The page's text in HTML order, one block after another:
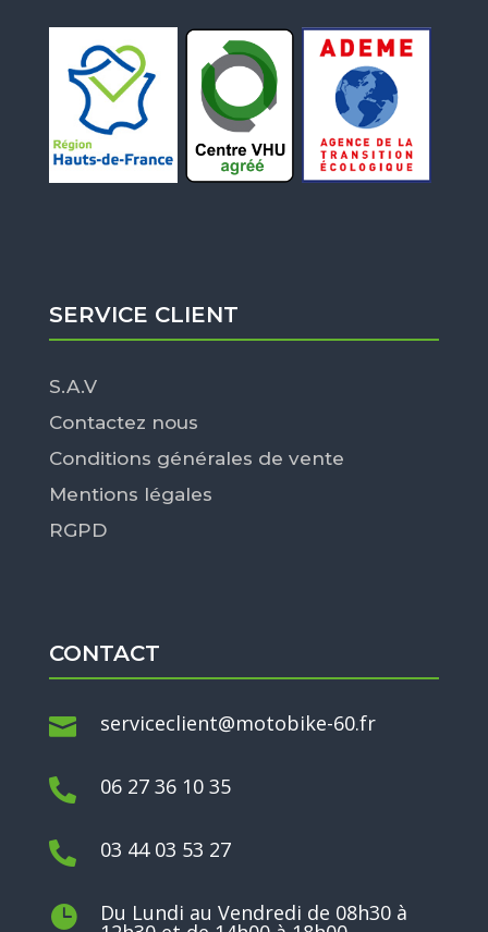
SERVICE CLIENT
S.A.V
Contactez nous
Conditions générales de vente
Mentions légales
RGPD
CONTACT
 serviceclient@motobike-60.fr
 06 27 36 10 35
 03 44 03 53 27
 Du Lundi au Vendredi de 08h30 à